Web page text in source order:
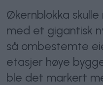
Økernblokka
med et gigantisk
så ombestemte
etasjer høye
ble det markert